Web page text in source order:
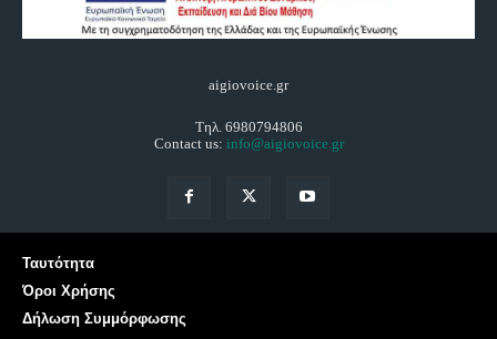
aigiovoice.gr
Τηλ. 6980794806
Contact us: info@aigiovoice.gr
Ταυτότητα
Όροι Χρήσης
Δήλωση Συμμόρφωσης